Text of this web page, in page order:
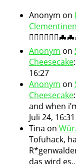
Anonym on
Anonym on
Cheesecake
16:27
Anonym on
Cheesecake
and when
Juli 24, 16:31
Tina on
Tofuhack,
das wird